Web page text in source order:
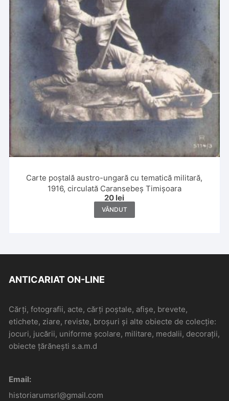
Carte poștală austro-ungară cu tematică militară,
1916, circulată Caransebeș Timișoara
20 lei
VÂNDUT
ANTICARIAT ON-LINE
Cărți, fotografii, acte, cărți poștale, afișe, brevete,
etichete, ziare, reviste, broșuri și alte obiecte de colecție:
jocuri, jucării, uniforme școlare, militare, medalii, decorații,
obiecte țărănești s.a.m.d
Email:
historiarumsrl@gmail.com